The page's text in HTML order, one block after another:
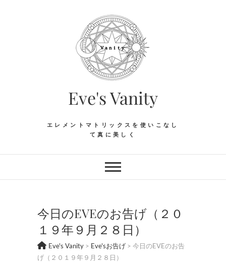
Eve's Vanity
エレメントマトリックスを使いこなし
て真に美しく
今日のEVEのお告げ（２０
１９年９月２８日）
Eve's Vanity > Eve'sお告げ > 今日のEVEのお告
げ（２０１９年９月２８日）